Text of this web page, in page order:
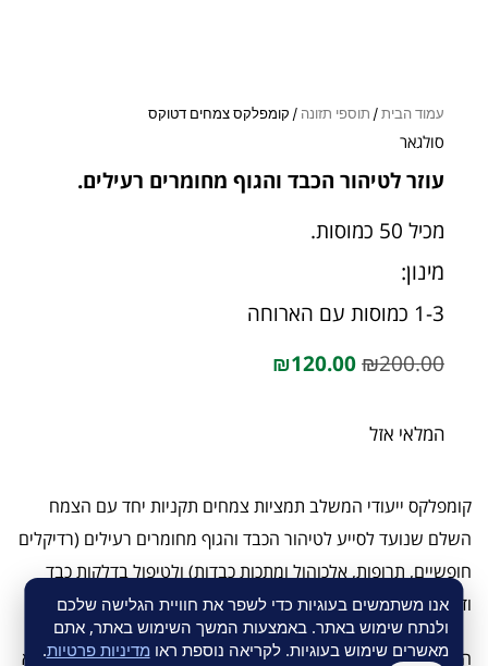
עמוד הבית/ תוספי תזונה / קומפלקס צמחים דטוקס
סולגאר
עוזר לטיהור הכבד והגוף מחומרים רעילים.
מכיל 50 כמוסות.
מינון:
1-3 כמוסות עם הארוחה
₪200.00
₪120.00
המלאי אזל
קומפלקס ייעודי המשלב תמציות צמחים תקניות יחד עם הצמח
השלם שנועד לסייע לטיהור הכבד והגוף מחומרים רעילים (רדיקלים
חופשיים, תרופות, אלכוהול ומתכות כבדות) ולטיפול בדלקות כבד
ודרכי המרה, שחמת והצטברות שומנים בכבד.
הקומפלקס מכיל צמחי מרפא המסייעים לשמירה על תפקודו הבריא
אנו משתמשים בעוגיות כדי לשפר את חוויית הגלישה שלכם
ולנתח שימוש באתר. באמצעות המשך השימוש באתר, אתם
מאשרים שימוש בעוגיות. לקריאה נוספת ראו מדיניות פרטיות.